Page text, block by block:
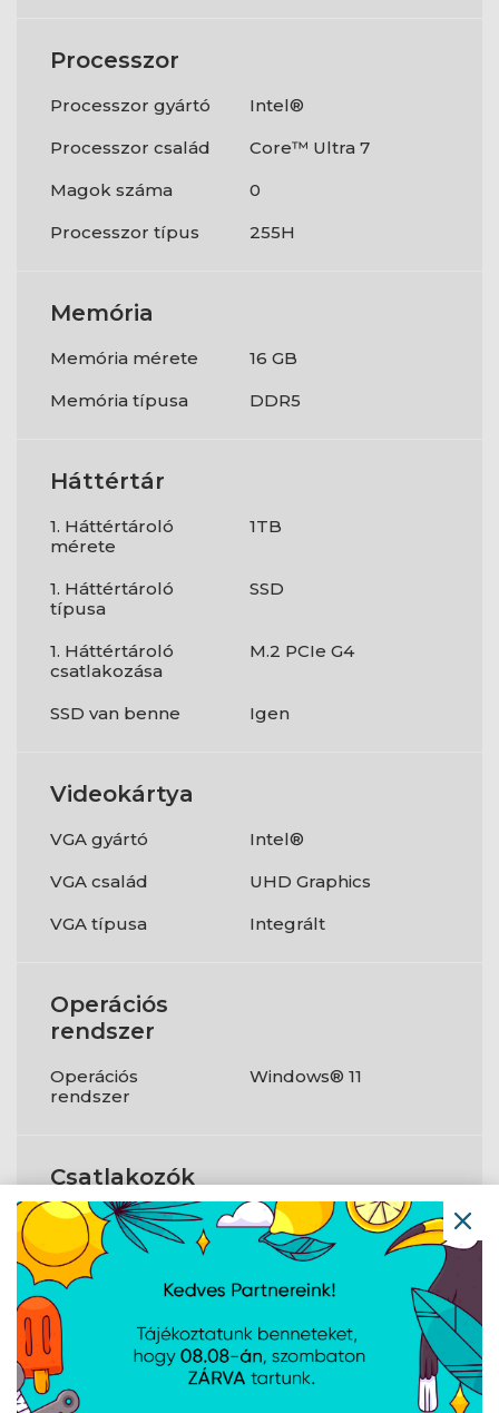
Processzor
Processzor gyártó
Intel®
Processzor család
Core™ Ultra 7
Magok száma
0
Processzor típus
255H
Memória
Memória mérete
16 GB
Memória típusa
DDR5
Háttértár
1. Háttértároló
mérete
1TB
1. Háttértároló
típusa
SSD
1. Háttértároló
csatlakozása
M.2 PCIe G4
SSD van benne Igen
Videokártya
VGA gyártó
Intel®
VGA család
UHD Graphics
VGA típusa
Integrált
Operációs
rendszer
Operációs
rendszer
Windows® 11
Csatlakozók
USB3.1
Igen
HDMI
Igen
WLAN
Bluetooth
Igen
Webkamera
Igen